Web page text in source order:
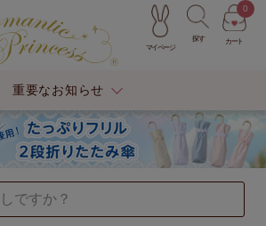
マイページ
探す カート
0
重要なお知らせ